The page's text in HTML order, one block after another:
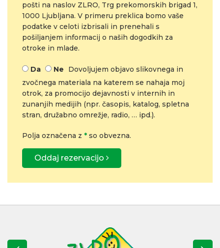
pošti na naslov ZLRO, Trg prekomorskih brigad 1,
1000 Ljubljana. V primeru preklica bomo vaše
podatke v celoti izbrisali in prenehali s
pošiljanjem informacij o naših dogodkih za
otroke in mlade.
Da Ne
Dovoljujem objavo slikovnega in
zvočnega materiala na katerem se nahaja moj
otrok, za promocijo dejavnosti v internih in
zunanjih medijih (npr. časopis, katalog, spletna
stran, družabno omrežje, radio, … ipd.).
Polja označena z * so obvezna.
Oddaj rezervacijo